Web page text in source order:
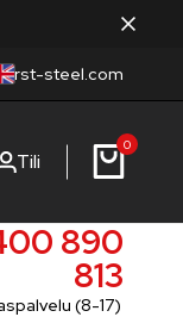
rst-steel.com
Tili
0
890
813
(8-17)